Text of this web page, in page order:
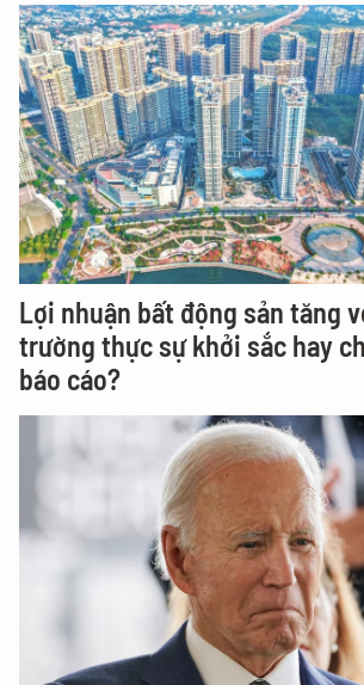
Lợi nhuận bất động sản tăng
trường thực sự khởi sắc hay
báo cáo?